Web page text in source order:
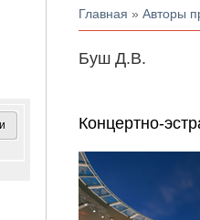
Вы здесь
Главная »Авторы
Буш Д.В.
Концертно-